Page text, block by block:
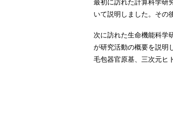
最初に訪れた計算科学研
いて説明しました。その
次に訪れた生命機能科学
が研究活動の概要を説明
毛包器官原基、三次元ヒ